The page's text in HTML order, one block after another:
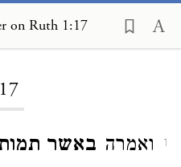
on Ruth 1:17
1 ואמרה באשר